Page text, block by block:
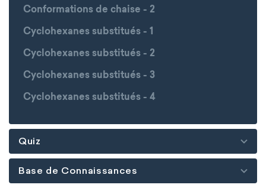
Conformations de chaise - 2
Cyclohexanes substitués - 1
Cyclohexanes substitués - 2
Cyclohexanes substitués - 3
Cyclohexanes substitués - 4
Quiz
Base de Connaissances